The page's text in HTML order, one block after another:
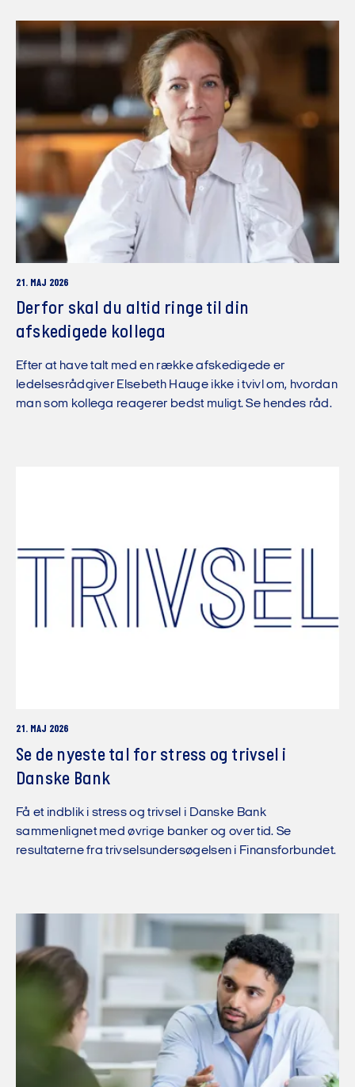
21. MAJ 2026
Derfor skal du altid ringe til din
afskedigede kollega
Efter at have talt med en række afskedigede er
ledelsesrådgiver Elsebeth Hauge ikke i tvivl om, hvordan
man som kollega reagerer bedst muligt. Se hendes råd.
21. MAJ 2026
Se de nyeste tal for stress og trivsel i
Danske Bank
Få et indblik i stress og trivsel i Danske Bank
sammenlignet med øvrige banker og over tid. Se
resultaterne fra trivselsundersøgelsen i Finansforbundet.